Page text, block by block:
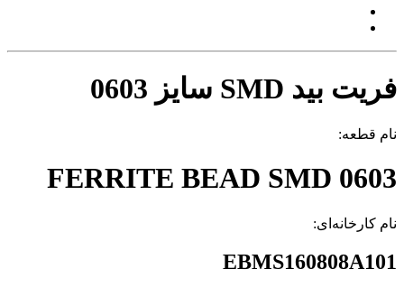
فریت بید SMD سایز 0603
نام قطعه:
FERRITE BEAD SMD 0603
نام کارخانه‌ای:
EBMS160808A101